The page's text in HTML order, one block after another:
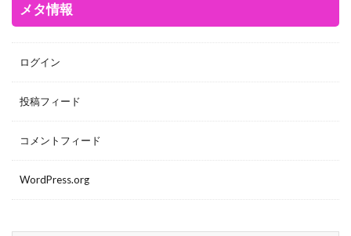
メタ情報
ログイン
投稿フィード
コメントフィード
WordPress.org